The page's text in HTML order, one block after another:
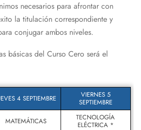
necesarios para afrontar con
la titulación correspondiente y
conjugar ambos niveles.
básicas del Curso Cero será el
4 SEPTIEMBRE
VIERNES 5
SEPTIEMBRE
MATEMÁTICAS
TECNOLOGÍA
ELÉCTRICA *